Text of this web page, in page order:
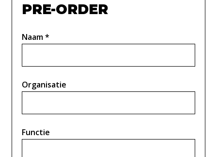
PRE-ORDER
Naam*
Organisatie
Functie